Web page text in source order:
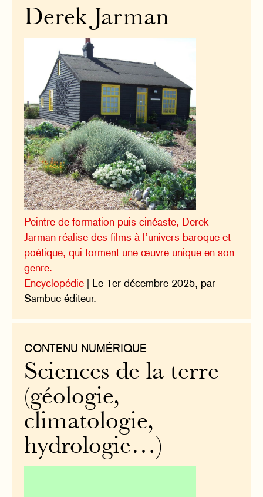
Derek Jarman
Peintre de formation puis cinéaste, Derek
Jarman réalise des films à l’univers baroque et
poétique, qui forment une œuvre unique en son
genre.
Encyclopédie | Le 1er décembre 2025, par
Sambuc éditeur.
CONTENU NUMÉRIQUE
Sciences de la terre
(géologie,
climatologie,
hydrologie…)